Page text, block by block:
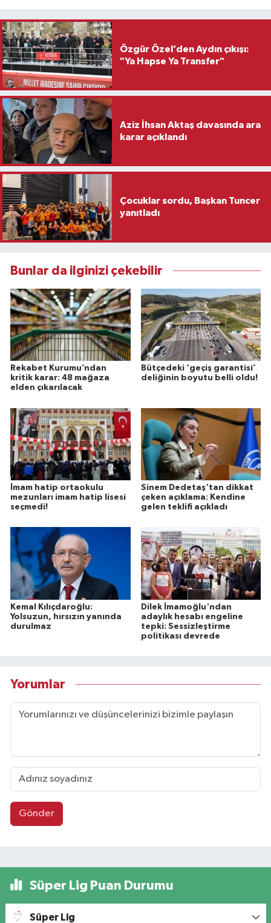
Özgür Özel’den Aydın çıkışı:
"Ya Hapse Ya Transfer"
Aziz İhsan Aktaş davasında ara
karar açıklandı
Çocuklar sordu, Başkan Tuncer
yanıtladı
Bunlar da ilginizi çekebilir
Rekabet Kurumu’ndan
kritik karar: 48 mağaza
elden çıkarılacak
Bütçedeki ‘geçiş garantisi’
deliğinin boyutu belli oldu!
İmam hatip ortaokulu
mezunları imam hatip lisesi
seçmedi!
Sinem Dedetaş'tan dikkat
çeken açıklama: Kendine
gelen teklifi açıkladı
Kemal Kılıçdaroğlu:
Yolsuzun, hırsızın yanında
durulmaz
Dilek İmamoğlu'ndan
adaylık hesabı engeline
tepki: Sessizleştirme
politikası devrede
Yorumlar
Gönder
Süper Lig Puan Durumu
Süper Lig